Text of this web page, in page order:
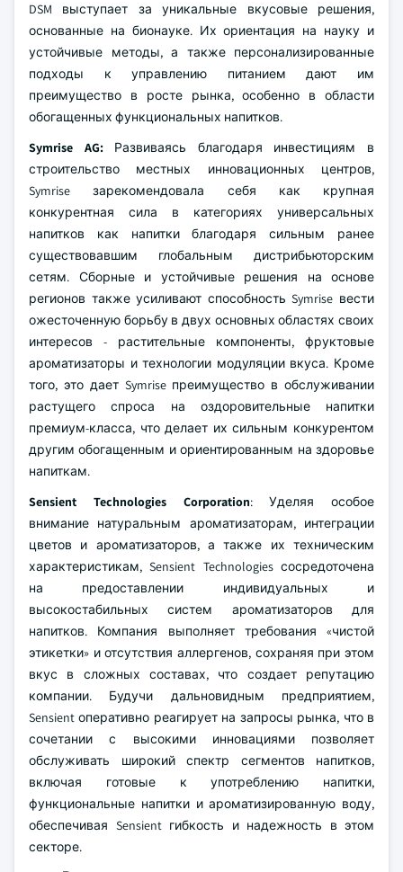
DSM выступает за уникальные вкусовые решения,
основанные на бионауке. Их ориентация на науку и
устойчивые методы, а также персонализированные
подходы к управлению питанием дают им
преимущество в росте рынка, особенно в области
обогащенных функциональных напитков.
Symrise AG: Развиваясь благодаря инвестициям в
строительство местных инновационных центров,
Symrise зарекомендовала себя как крупная
конкурентная сила в категориях универсальных
напитков как напитки благодаря сильным ранее
существовавшим глобальным дистрибьюторским
сетям. Сборные и устойчивые решения на основе
регионов также усиливают способность Symrise вести
ожесточенную борьбу в двух основных областях своих
интересов - растительные компоненты, фруктовые
ароматизаторы и технологии модуляции вкуса. Кроме
того, это дает Symrise преимущество в обслуживании
растущего спроса на оздоровительные напитки
премиум-класса, что делает их сильным конкурентом
другим обогащенным и ориентированным на здоровье
напиткам.
Sensient Technologies Corporation: Уделяя особое
внимание натуральным ароматизаторам, интеграции
цветов и ароматизаторов, а также их техническим
характеристикам, Sensient Technologies сосредоточена
на предоставлении индивидуальных и
высокостабильных систем ароматизаторов для
напитков. Компания выполняет требования «чистой
этикетки» и отсутствия аллергенов, сохраняя при этом
вкус в сложных составах, что создает репутацию
компании. Будучи дальновидным предприятием,
Sensient оперативно реагирует на запросы рынка, что в
сочетании с высокими инновациями позволяет
обслуживать широкий спектр сегментов напитков,
включая готовые к употреблению напитки,
функциональные напитки и ароматизированную воду,
обеспечивая Sensient гибкость и надежность в этом
секторе.